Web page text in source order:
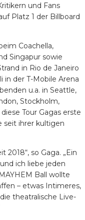
und Fans
Platz 1 der Billboard
Coachella,
Singapur sowie
in Rio de Janeiro
in der T-Mobile Arena
u.a. in Seattle,
Stockholm,
Tour Gagas erste
seit ihrer kultigen
2018“, so Gaga. „Ein
ich liebe jeden
Ball wollte
– etwas Intimeres,
theatralische Live-